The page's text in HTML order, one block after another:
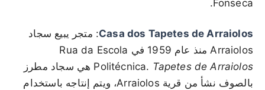
Fonseca.
Casa dos Tapetes de Arraiolos: متجر يبيع سجاد
Arraiolos منذ عام 1959 في Rua da Escola
Politécnica. Tapetes de Arraiolos
هي سجاد مطرز
بالصوف نشأ من قرية Arraiolos، ويتم إنتاجه باستخدام